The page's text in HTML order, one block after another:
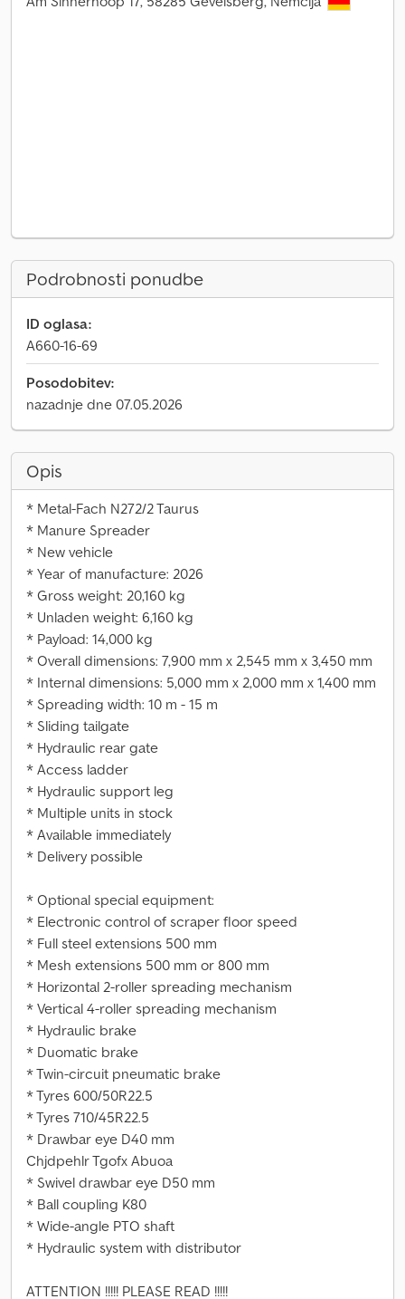
Podrobnosti ponudbe
ID oglasa:
A660-16-69
Posodobitev:
nazadnje dne 07.05.2026
Opis
* Metal-Fach N272/2 Taurus
* Manure Spreader
* New vehicle
* Year of manufacture: 2026
* Gross weight: 20,160 kg
* Unladen weight: 6,160 kg
* Payload: 14,000 kg
* Overall dimensions: 7,900 mm x 2,545 mm x 3,450 mm
* Internal dimensions: 5,000 mm x 2,000 mm x 1,400 mm
* Spreading width: 10 m - 15 m
* Sliding tailgate
* Hydraulic rear gate
* Access ladder
* Hydraulic support leg
* Multiple units in stock
* Available immediately
* Delivery possible
* Optional special equipment:
* Electronic control of scraper floor speed
* Full steel extensions 500 mm
* Mesh extensions 500 mm or 800 mm
* Horizontal 2-roller spreading mechanism
* Vertical 4-roller spreading mechanism
* Hydraulic brake
* Duomatic brake
* Twin-circuit pneumatic brake
* Tyres 600/50R22.5
* Tyres 710/45R22.5
* Drawbar eye D40 mm
Chjdpehlr Tgofx Abuoa
* Swivel drawbar eye D50 mm
* Ball coupling K80
* Wide-angle PTO shaft
* Hydraulic system with distributor
ATTENTION !!!!! PLEASE READ !!!!!